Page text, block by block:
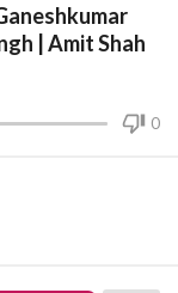
| Amit Shah
0